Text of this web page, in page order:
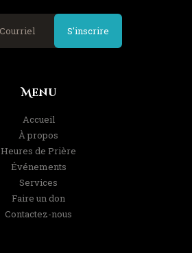
S'inscrire
Menu
Accueil
À propos
Heures de Prière
Événements
Services
Faire un don
Contactez-nous